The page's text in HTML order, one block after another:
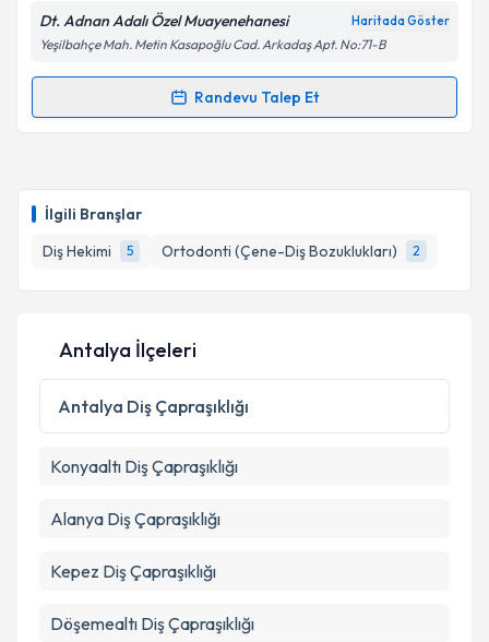
İlgili Branşlar
Diş Hekimi
5 Ortodonti (Çene-Diş Bozuklukları) 2
Kişisel verilerimin işlenmesine ilişkin
Metni'ni okudum ve kişisel verilerimin belirtilen
Dt. Adnan Adalı Özel Muayenehanesi Haritada Göster
Yeşilbahçe Mah. Metin Kasapoğlu Cad. Arkadaş Apt. No:71-B
Randevu Talep Et
Randevu Takvimi Talebi
hazırlandığında e-posta ile bilgilendireceğiz.
E-posta Adresiniz
Kişisel verilerimin işlenmesine ilişkinAydınlatma
Metni 'ni okudum ve kişisel verilerimin belirtilen
kapsamda işlenmesini kabul ediyorum.
Antalya İlçeleri
Antalya Diş Çapraşıklığı
Konyaaltı Diş Çapraşıklığı
Alanya Diş Çapraşıklığı
Kepez Diş Çapraşıklığı
Döşemealtı Diş Çapraşıklığı